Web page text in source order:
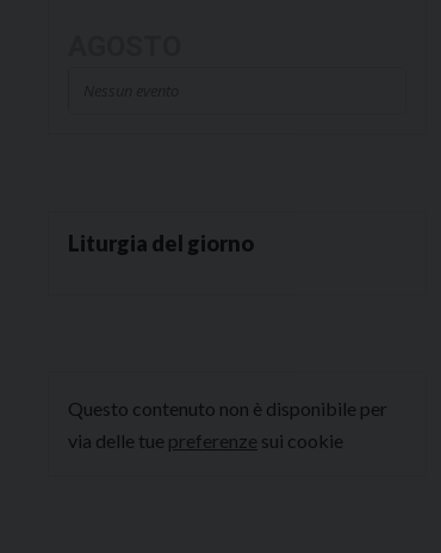
Liturgia del giorno
Questo contenuto non è disponibile per
via delle tue preferenze sui cookie